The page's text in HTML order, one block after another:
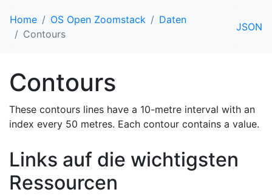
Home OS Open Zoomstack
Daten
Contours
JSON
Contours
These contours lines have a 10-metre interval with an
index every 50 metres. Each contour contains a value.
Links auf die wichtigsten
Ressourcen